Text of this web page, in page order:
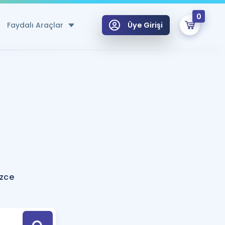
Faydalı Araçlar
Hesaplama Aracı
için Öneriler
Tek Takvimde
Üye Girişi
0